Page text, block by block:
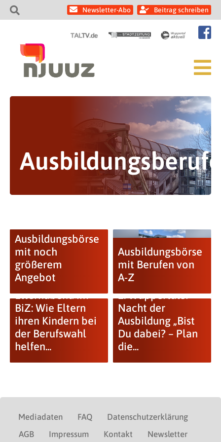
Newsletter-Abo Beitrag schreiben
Ausbildungsbörse
mit noch
größerem
Angebot
Ausbildungsbörse
mit Berufen von
A-Z
Elternabend im
BiZ: Wie Eltern
ihren Kindern bei
der Berufswahl
helfen...
1. Wuppertaler
Nacht der
Ausbildung „Bist
Du dabei? – Plan
die...
Mediadaten FAQ
Datenschutzerklärung
AGB
Impressum Kontakt Newsletter